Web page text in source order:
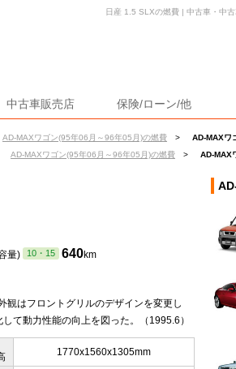
中古車販売店 保険/ローン/他
AD-MAXワゴン(95年06月～96年05月)の燃費 >
AD-MAXワ
AD-MAXワゴン(95年06月～96年05月)の燃費 > AD-MAX
日産 1.5 SLXの燃費 | 中古車・中
量) 10・15 640km
観はフロントグリルのデザインを変更し
て動力性能の向上を図った。（1995.6）
1770x1560x1305mm